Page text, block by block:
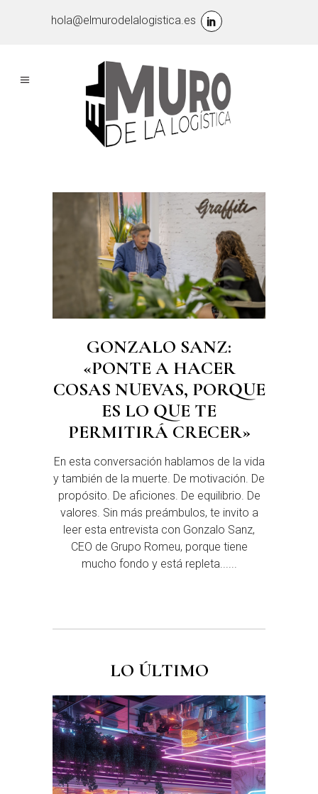
hola@elmurodelalogistica.es
GONZALO SANZ:
«PONTE A HACER
COSAS NUEVAS, PORQUE
ES LO QUE TE
PERMITIRÁ CRECER»
En esta conversación hablamos de la vida
y también de la muerte. De motivación. De
propósito. De aficiones. De equilibrio. De
valores. Sin más preámbulos, te invito a
leer esta entrevista con Gonzalo Sanz,
CEO de Grupo Romeu, porque tiene
mucho fondo y está repleta......
LO ÚLTIMO